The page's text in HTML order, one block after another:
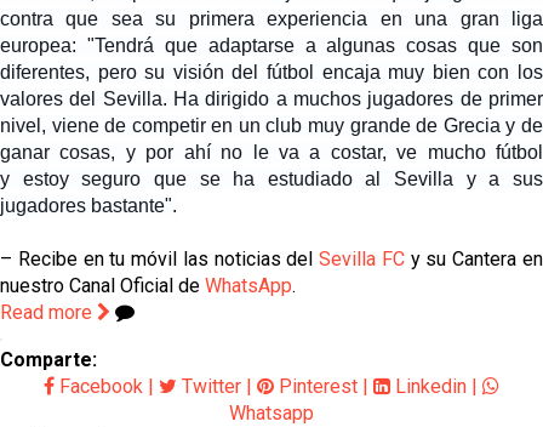
contra que sea su primera experiencia en una gran liga
europea: "Tendrá que adaptarse a algunas cosas que son
diferentes, perosu visión del fútbol encaja muy bien con los
valores del Sevilla. Ha dirigido a muchos jugadores de primer
nivel, viene de competir en un club muy grande de Grecia y de
ganar cosas, y por ahí no le va a costar, ve mucho fútbol
y estoy seguro que se ha estudiado al Sevilla y a sus
jugadores bastante".
– Recibe en tu móvil las noticias delSevilla FCy su Cantera en
nuestro Canal Oficial de WhatsApp.
Read more
Comparte:
Facebook
Twitter Pinterest Linkedin
Whatsapp